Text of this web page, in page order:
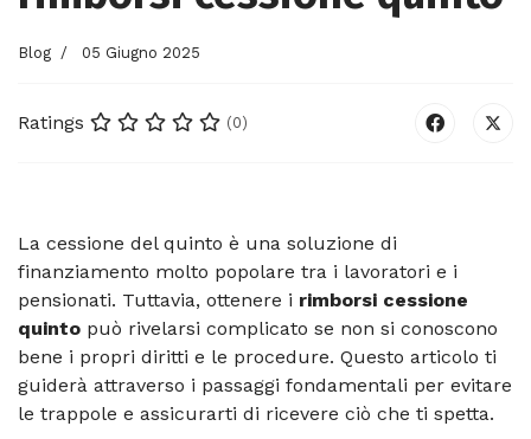
Blog 05 Giugno 2025
Ratings (0)
La cessione del quinto è una soluzione di
finanziamento molto popolare tra i lavoratori e i
pensionati. Tuttavia, ottenere i rimborsi cessione
quinto può rivelarsi complicato se non si conoscono
bene i propri diritti e le procedure. Questo articolo ti
guiderà attraverso i passaggi fondamentali per evitare
le trappole e assicurarti di ricevere ciò che ti spetta.